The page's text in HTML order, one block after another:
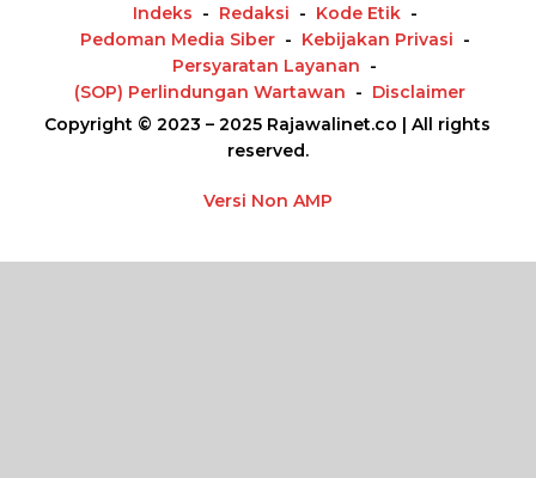
Indeks Redaksi
Kode Etik
Pedoman Media Siber
Kebijakan Privasi
Persyaratan Layanan
(SOP) Perlindungan Wartawan
Disclaimer
Copyright © 2023 – 2025 Rajawalinet.co | All rights
reserved.
Versi Non AMP